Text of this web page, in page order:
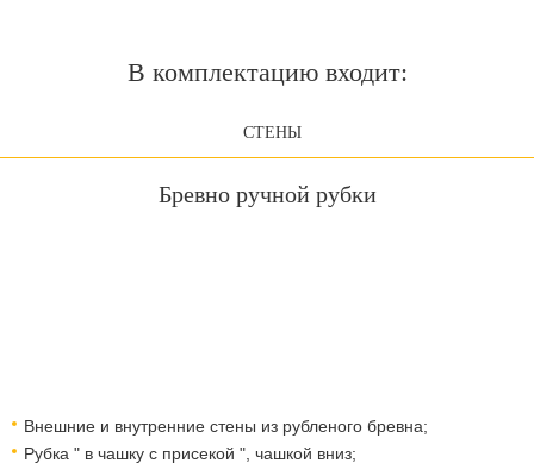
В комплектацию входит:
СТЕНЫ
Бревно ручной рубки
Внешние и внутренние стены из рубленого бревна;
Рубка " в чашку с присекой ", чашкой вниз;